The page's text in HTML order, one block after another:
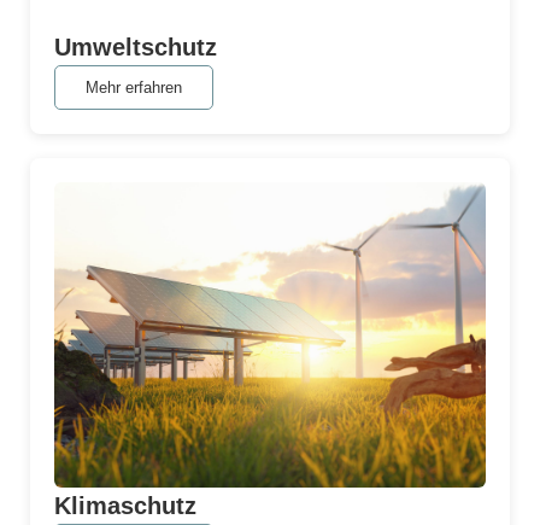
Umweltschutz
Mehr erfahren
Klimaschutz